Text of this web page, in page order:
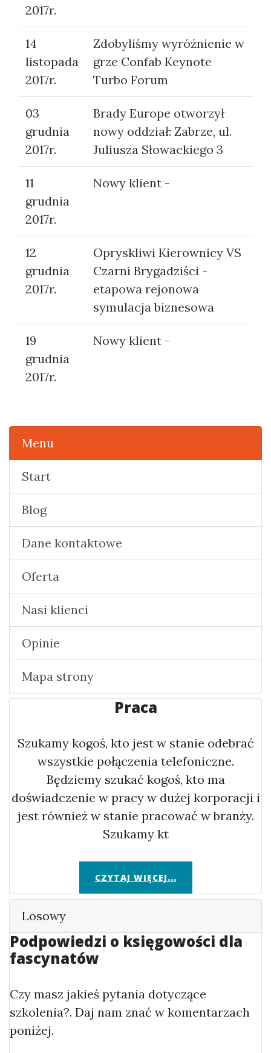
2017r.
14
listopada
2017r.
Zdobyliśmy wyróżnienie w
grze Confab Keynote
Turbo Forum
03
grudnia
2017r.
Brady Europe otworzył
nowy oddział: Zabrze, ul.
Juliusza Słowackiego 3
11
grudnia
2017r.
Nowy klient -
12
grudnia
2017r.
Opryskliwi Kierownicy VS
Czarni Brygadziści -
etapowa rejonowa
symulacja biznesowa
19
grudnia
2017r.
Nowy klient -
Menu
Start
Blog
Dane kontaktowe
Oferta
Nasi klienci
Opinie
Mapa strony
Praca
Szukamy kogoś, kto jest w stanie odebrać
wszystkie połączenia telefoniczne.
Będziemy szukać kogoś, kto ma
doświadczenie w pracy w dużej korporacji i
jest również w stanie pracować w branży.
Szukamy kt
CZYTAJ WIĘCEJ...
Losowy
Podpowiedzi o księgowości dla
fascynatów
Czy masz jakieś pytania dotyczące
szkolenia?. Daj nam znać w komentarzach
poniżej.